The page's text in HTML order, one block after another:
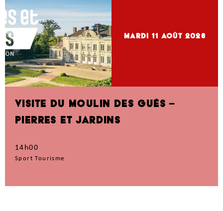
mardi 11 Août 2026
VISITE DU MOULIN DES GUÉS –
PIERRES ET JARDINS
14h00
Sport Tourisme